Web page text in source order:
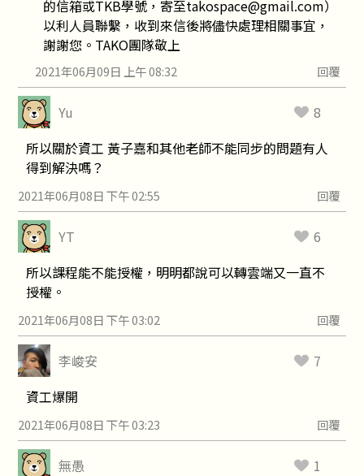
的信箱或TKB學號，寄至takospace@gmail.com）
以利人員聯繫，收到來信後將儘快處理相關事宜，
謝謝您。TAKO團隊敬上
2021年06月09日 上午 08:32 回覆
Yu
8
所以關於資工 黃子嘉和其他老師不能同步的問題有人
得到解決嗎？
2021年06月08日 下午 02:55 回覆
YT
6
所以課程能不能授權，明明都說可以轉雲端又一直不
授權。
2021年06月08日 下午 03:02 回覆
李峻安
7
資工爆開
2021年06月08日 下午 03:23 回覆
無愚
1